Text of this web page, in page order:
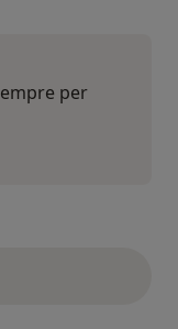
per
cui sopra